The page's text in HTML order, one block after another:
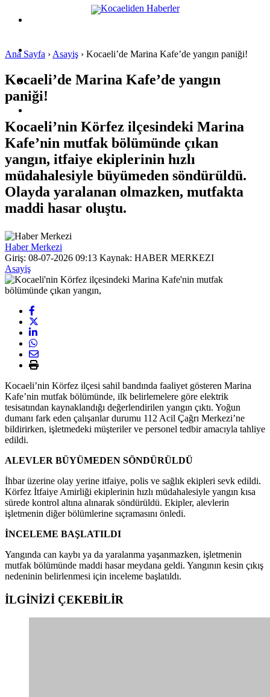
SPOR
MAGAZIN
Ana Sayfa › Asayiş › Kocaeli’de Marina Kafe’de yangın paniği!
Kocaeli’de Marina Kafe’de yangın
paniği!
Kocaeli’nin Körfez ilçesindeki Marina
Kafe’nin mutfak bölümünde çıkan
yangın, itfaiye ekiplerinin hızlı
müdahalesiyle büyümeden söndürüldü.
Olayda yaralanan olmazken, mutfakta
maddi hasar oluştu.
Haber Merkezi
Giriş: 08-07-2026 09:13 Kaynak: HABER MERKEZI
Asayiş
Kocaeli’nin Körfez ilçesi sahil bandında faaliyet gösteren Marina
Kafe’nin mutfak bölümünde, ilk belirlemelere göre elektrik
tesisatından kaynaklandığı değerlendirilen yangın çıktı. Yoğun
dumanı fark eden çalışanlar durumu 112 Acil Çağrı Merkezi’ne
bildirirken, işletmedeki müşteriler ve personel tedbir amacıyla tahliye
edildi.
ALEVLER BÜYÜMEDEN SÖNDÜRÜLDÜ
İhbar üzerine olay yerine itfaiye, polis ve sağlık ekipleri sevk edildi.
Körfez İtfaiye Amirliği ekiplerinin hızlı müdahalesiyle yangın kısa
sürede kontrol altına alınarak söndürüldü. Ekipler, alevlerin
işletmenin diğer bölümlerine sıçramasını önledi.
İNCELEME BAŞLATILDI
Yangında can kaybı ya da yaralanma yaşanmazken, işletmenin
mutfak bölümünde maddi hasar meydana geldi. Yangının kesin çıkış
nedeninin belirlenmesi için inceleme başlatıldı.
İLGİNİZİ ÇEKEBİLİR